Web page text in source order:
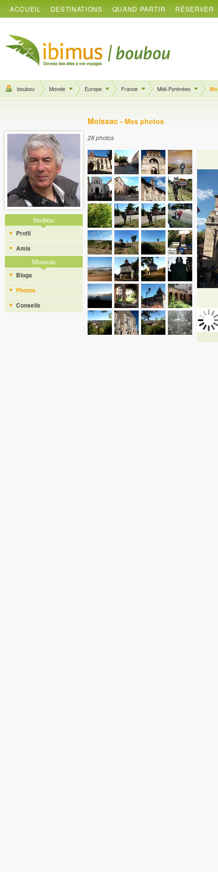
ACCUEIL DESTINATIONS QUAND PARTIR RÉSERVER
boubou Monde Europe France Midi-Pyrénées
boubou
Profil
Amis
Moissac
Blogs
Photos
Conseils
Moissac - Mes photos
28 photos